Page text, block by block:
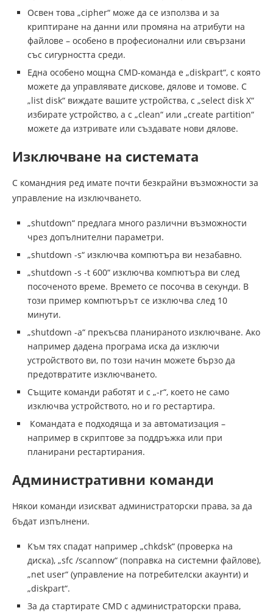
Освен това „cipher“ може да се използва и за
криптиране на данни или промяна на атрибути на
файлове – особено в професионални или свързани
със сигурността среди.
Една особено мощна CMD-команда е „diskpart“, с която
можете да управлявате дискове, дялове и томове. С
„list disk“ виждате вашите устройства, с „select disk X“
избирате устройство, а с „clean“ или „create partition“
можете да изтривате или създавате нови дялове.
Изключване на системата
С командния ред имате почти безкрайни възможности за
управление на изключването.
„shutdown“ предлага много различни възможности
чрез допълнителни параметри.
„shutdown -s“ изключва компютъра ви незабавно.
„shutdown -s -t 600“ изключва компютъра ви след
посоченото време. Времето се посочва в секунди. В
този пример компютърът се изключва след 10
минути.
„shutdown -a“ прекъсва планираното изключване. Ако
например дадена програма иска да изключи
устройството ви, по този начин можете бързо да
предотвратите изключването.
Същите команди работят и с „-r“, което не само
изключва устройството, но и го рестартира.
Командата е подходяща и за автоматизация –
например в скриптове за поддръжка или при
планирани рестартирания.
Административни команди
Някои команди изискват администраторски права, за да
бъдат изпълнени.
Към тях спадат например „chkdsk“ (проверка на
диска), „sfc /scannow“ (поправка на системни файлове),
„net user“ (управление на потребителски акаунти) и
„diskpart“.
За да стартирате CMD с администраторски права,